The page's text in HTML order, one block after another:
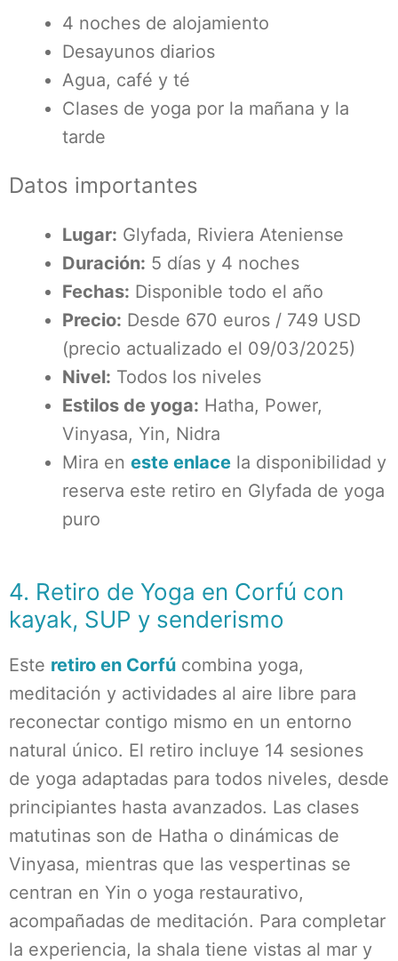
4 noches de alojamiento
Desayunos diarios
Agua, café y té
Clases de yoga por la mañana y la
tarde
Datos importantes
Lugar: Glyfada, Riviera Ateniense
Duración: 5 días y 4 noches
Fechas: Disponible todo el año
Precio: Desde 670 euros / 749 USD
(precio actualizado el 09/03/2025)
Nivel: Todos los niveles
Estilos de yoga: Hatha, Power,
Vinyasa, Yin, Nidra
Mira en este enlace la disponibilidad y
reserva este retiro en Glyfada de yoga
puro
4. Retiro de Yoga en Corfú con
kayak, SUP y senderismo
Este retiro en Corfú combina yoga,
meditación y actividades al aire libre para
reconectar contigo mismo en un entorno
natural único. El retiro incluye 14 sesiones
de yoga adaptadas para todos niveles, desde
principiantes hasta avanzados. Las clases
matutinas son de Hatha o dinámicas de
Vinyasa, mientras que las vespertinas se
centran en Yin o yoga restaurativo,
acompañadas de meditación. Para completar
la experiencia, la shala tiene vistas al mar y